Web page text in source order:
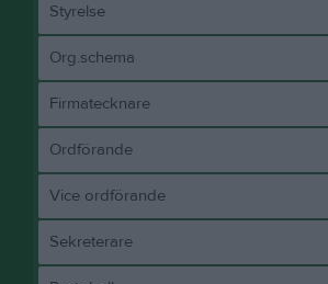
Styrelse
Org.schema
Firmatecknare
Ordförande
Vice ordförande
Sekreterare